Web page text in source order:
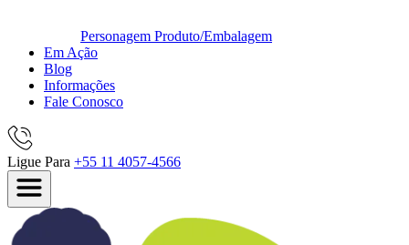
Personagem Produto/Embalagem
Em Ação
Blog
Informações
Fale Conosco
Ligue Para +55 11 4057-4566